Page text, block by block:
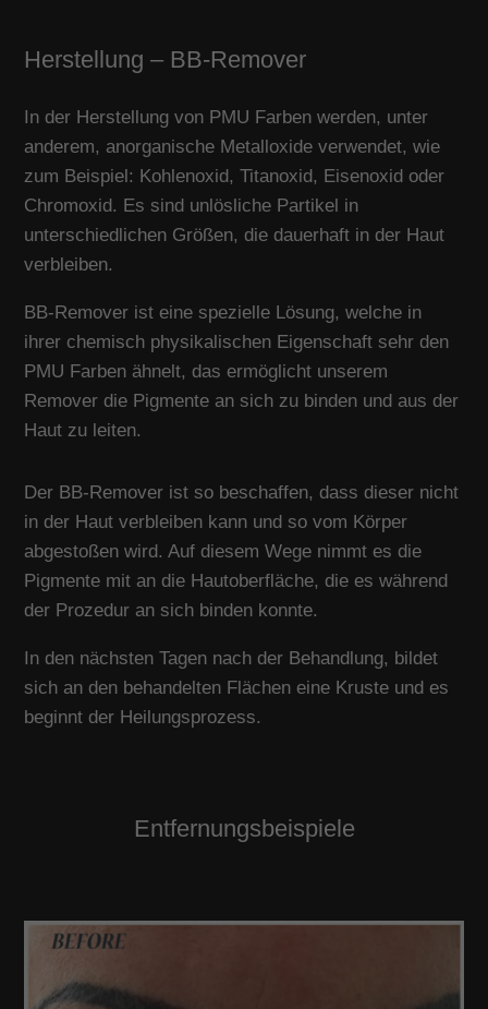
Herstellung – BB-Remover
In der Herstellung von PMU Farben werden, unter
anderem, anorganische Metalloxide verwendet, wie
zum Beispiel: Kohlenoxid, Titanoxid, Eisenoxid oder
Chromoxid. Es sind unlösliche Partikel in
unterschiedlichen Größen, die dauerhaft in der Haut
verbleiben.
BB-Remover ist eine spezielle Lösung, welche in
ihrer chemisch physikalischen Eigenschaft sehr den
PMU Farben ähnelt, das ermöglicht unserem
Remover die Pigmente an sich zu binden und aus der
Haut zu leiten.
Der BB-Remover ist so beschaffen, dass dieser nicht
in der Haut verbleiben kann und so vom Körper
abgestoßen wird. Auf diesem Wege nimmt es die
Pigmente mit an die Hautoberfläche, die es während
der Prozedur an sich binden konnte.
In den nächsten Tagen nach der Behandlung, bildet
sich an den behandelten Flächen eine Kruste und es
beginnt der Heilungsprozess.
Entfernungsbeispiele